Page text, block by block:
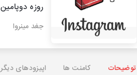
روزه دوپامین
جغد مینروا
توضیحات کامنت ها اپیزودهای دیگر